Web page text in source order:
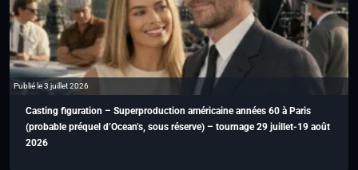
Publié le 3 juillet 2026
Casting figuration – Superproduction américaine années 60 à Paris
(probable préquel d’Ocean’s, sous réserve) – tournage 29 juillet-19 août
2026